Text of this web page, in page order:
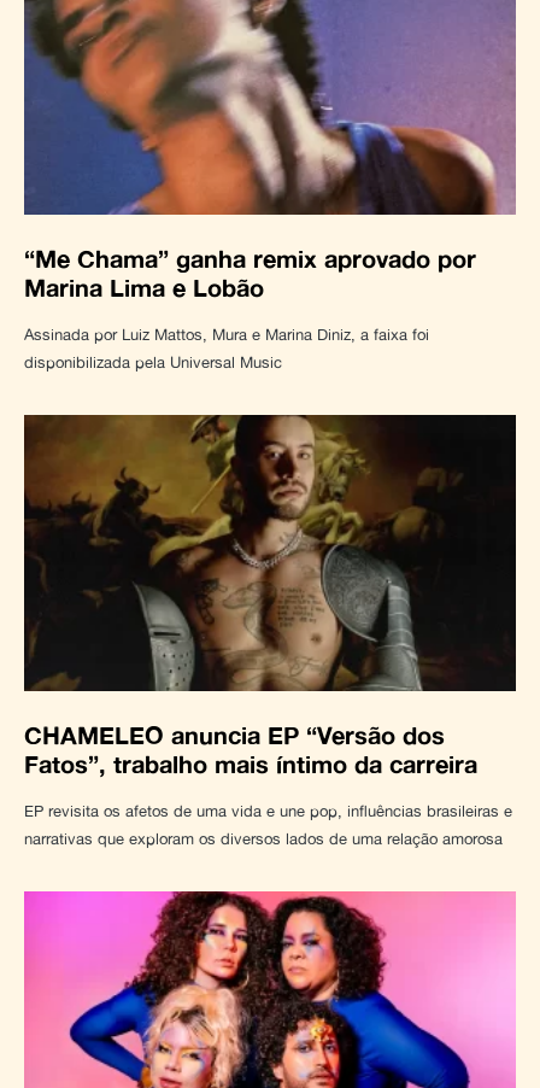
“Me Chama” ganha remix aprovado por
Marina Lima e Lobão
Assinada por Luiz Mattos, Mura e Marina Diniz, a faixa foi
disponibilizada pela Universal Music
CHAMELEO anuncia EP “Versão dos
Fatos”, trabalho mais íntimo da carreira
EP revisita os afetos de uma vida e une pop, influências brasileiras e
narrativas que exploram os diversos lados de uma relação amorosa